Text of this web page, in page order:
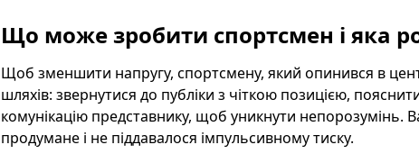
Що може зробити спортсмен і яка
Щоб зменшити напругу, спортсмену, який опинився в
шляхів: звернутися до публіки з чіткою позицією,
комунікацію представнику, щоб уникнути
продумане і не піддавалося імпульсивному тиску.